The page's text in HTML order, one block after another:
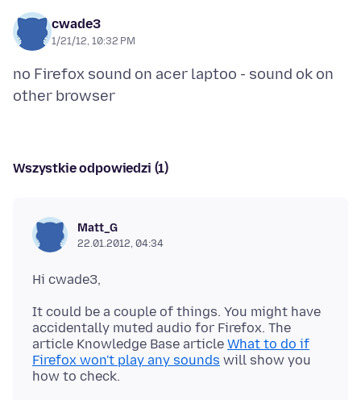
cwade3
1/21/12, 10:32 PM
no Firefox sound on acer laptoo - sound ok on
Wszystkie odpowiedzi (1)
Matt_G
22.01.2012, 04:34
It could be a couple of things. You might have
accidentally muted audio for Firefox. The
article Knowledge Base article What to do if
Firefox won't play any sounds will show you